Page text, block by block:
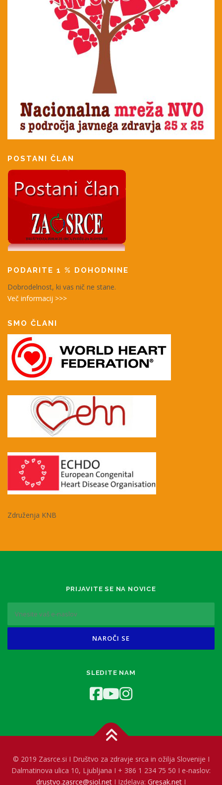
POSTANI ČLAN
PODARITE 1 % DOHODNINE
Dobrodelnost, ki vas nič ne stane.
Več informacij >>>
SMO ČLANI
Združenja KNB
PRIJAVITE SE NA NOVICE
SLEDITE NAM
© 2019 Zasrce.si I Društvo za zdravje srca in ožilja Slovenije I
Dalmatinova ulica 10, Ljubljana I + 386 1 234 75 50 I e-naslov:
drustvo.zasrce@siol.net I Izdelava: Gresak.net I